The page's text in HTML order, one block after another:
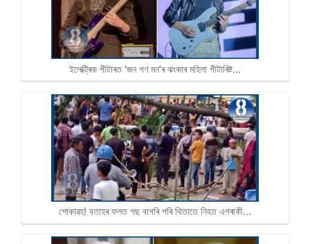
ইলেক্ট্ৰিক গীটাৰত 'জন গণ মন’ৰ ঝংকাৰ মহিলা গীটাৰিষ্ট…
শোকাৱহ! বতাহৰ ফলত গছ বাগৰি পৰি থিতাতে নিহত এগৰাকী…